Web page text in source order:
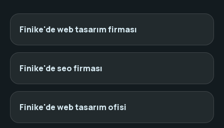
Finike'de web tasarım firması
Finike'de seo firması
Finike'de web tasarım ofisi